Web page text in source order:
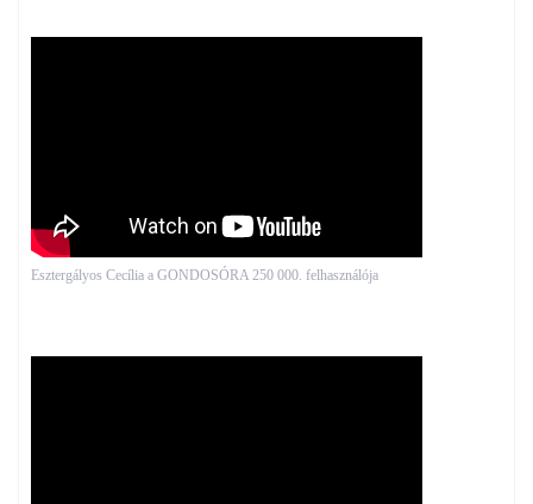
Esztergályos Cecília a GONDOSÓRA 250 000. felhasználója